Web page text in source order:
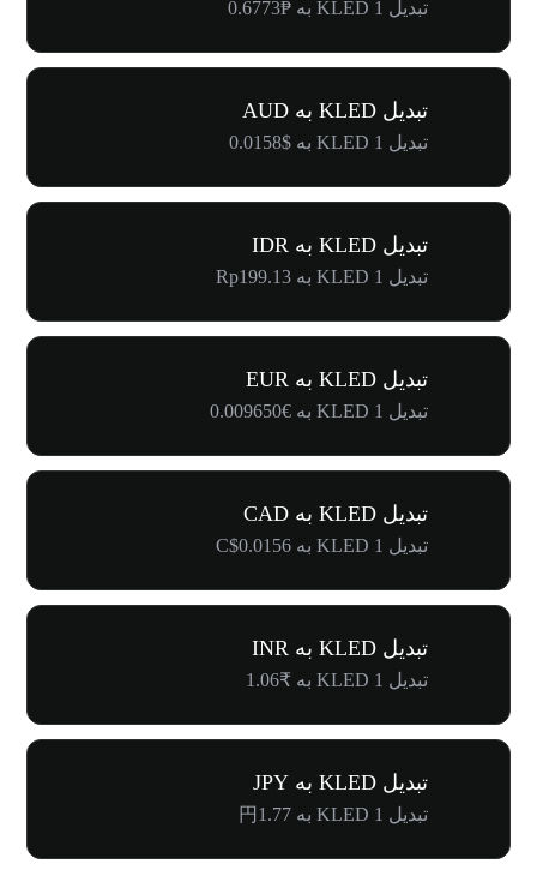
تبدیل 1 KLED به ₱0.6773
تبدیل KLED به AUD
تبدیل 1 KLED به $0.0158
تبدیل KLED به IDR
تبدیل 1 KLED به Rp199.13
تبدیل KLED به EUR
تبدیل 1 KLED به €0.009650
تبدیل KLED به CAD
تبدیل 1 KLED به C$0.0156
تبدیل KLED به INR
تبدیل 1 KLED به ₹1.06
تبدیل KLED به JPY
تبدیل 1 KLED به 円1.77